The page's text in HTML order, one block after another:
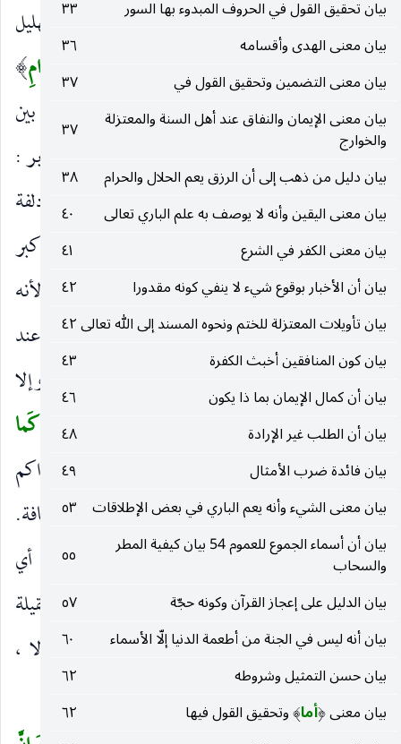
بيان تحقيق القول في الحروف المبدوء بها السور
٣٣
بيان معنى الهدى وأقسامه
٣٦
بيان معنى التضمين وتحقيق القول في
٣٧
بيان معنى الإيمان والنفاق عند أهل السنة والمعتزلة
والخوارج
٣٧
بيان دليل من ذهب إلى أن الرزق يعم الحلال والحرام
٣٨
بيان معنى اليقين وأنه لا يوصف به علم الباري تعالى
٤٠
بيان معنى الكفر في الشرع
٤١
بيان أن الأخبار بوقوع شيء لا ينفي كونه مقدورا
٤٢
بيان تأويلات المعتزلة للختم ونحوه المسند إلى الله تعالى٤٢
بيان كون المنافقين أخبث الكفرة
٤٣
بيان أن كمال الإيمان بما ذا يكون
٤٦
بيان أن الطلب غير الإرادة
٤٨
بيان فائدة ضرب الأمثال
٤٩
بيان معنى الشيء وأنه يعم الباري في بعض الإطلاقات ٥٣
بيان أن أسماء الجموع للعموم 54 بيان كيفية المطر
والسحاب
٥٥
بيان الدليل على إعجاز القرآن وكونه حجّة
٥٧
بيان أنه ليس في الجنة من أطعمة الدنيا إلّا الأسماء
٦٠
بيان حسن التمثيل وشروطه
٦٢
بيان معنى (أما) وتحقيق القول فيها
٦٢
والأمر به غير مطلق.( فَاذْكُرُوا اللهَ)بالتلبية والتهليل
والدعاء. وقيل : بصلاة العشاءين.
عِنْدَ الْمَشْعَرِ الْحَرامِ)
جبل يقف عليه الإمام ويسمى «قزح». وقيل : ما بين
مأزمي عرفة ووادي محسر ، ويؤيد الأول ما روي جابر :
أنه عليه الصلاة والسلام لما صلى الفجر ـ يعني بالمزدلفة
بغلس ـ ركب ناقته حتى أتى المشعر الحرام فدعا وكبر
وهلل ، ولم يزل واقفا حتى أسفر وإنما سمي مشعرا لأنه
معلم العبادة ، ووصف بالحرام لحرمته : ومعنى عند
المشعر الحرام : مما يليه ويقرب منه فإنه أفضل ، وإلا
فالمزدلفة كلها موقف إلا وادي محسر.
وَاذْكُرُوهُ كَما
هَداكُمْ)كما علمكم ، أو اذكروه ذكرا حسنا كما هداكم
هداية حسنة إلى المناسك وغيرها. وما مصدرية أو كافة.
(وَإِنْ كُنْتُمْ مِنْ قَبْلِهِ)أي الهدى. لَمِنَ الضَّالِّينَ
أي
الجاهلين بالإيمان والطاعة ، وأن هي المخففة من الثقيلة
واللام هي الفارقة. وقيل : إن نافية واللام بمعنى إلا ،
كقوله تعالى :( وَإِنْ نَظُنُّكَ لَمِنَ الْكاذِبِينَ